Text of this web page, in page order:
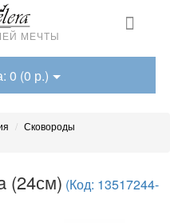
МЕЧТЫ
0 (0 р.)
Сковороды
(24см) (Код: 13517244-